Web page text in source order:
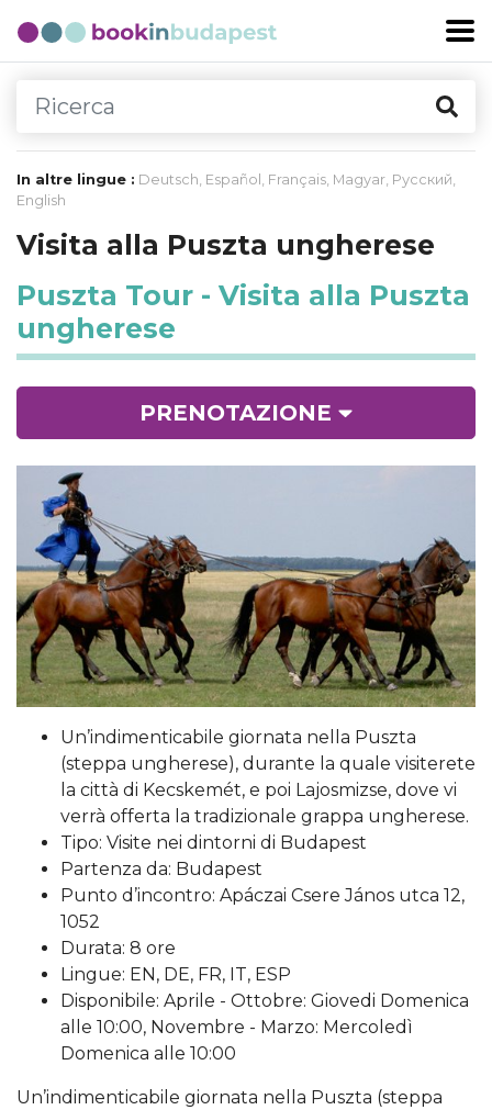
In altre lingue : Deutsch, Español , Français, Magyar, Русский,
English
Visita alla Puszta ungherese
Puszta Tour - Visita alla Puszta
ungherese
Un’indimenticabile giornata nella Puszta
(steppa ungherese), durante la quale visiterete
la città di Kecskemét, e poi Lajosmizse, dove vi
verrà offerta la tradizionale grappa ungherese.
Tipo: Visite nei dintorni di Budapest
Partenza da: Budapest
Punto d’incontro: Apáczai Csere János utca 12,
1052
Durata: 8 ore
Lingue: EN, DE, FR, IT, ESP
Disponibile: Aprile - Ottobre: Giovedi Domenica
alle 10:00, Novembre - Marzo: Mercoledì
Domenica alle 10:00
Un’indimenticabile giornata nella Puszta (steppa
PRENOTAZIONE